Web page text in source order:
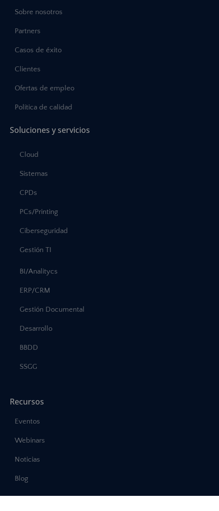
Sobre nosotros
Partners
Casos de éxito
Clientes
Ofertas de empleo
Política de calidad
Soluciones y servicios
Cloud
Sistemas
CPDs
PCs/Printing
Ciberseguridad
Gestión TI
BI/Analitycs
ERP/CRM
Gestión Documental
Desarrollo
BBDD
SSGG
Recursos
Eventos
Webinars
Noticias
Blog